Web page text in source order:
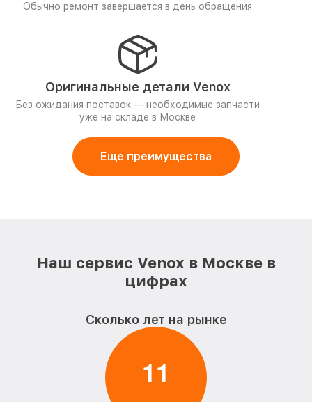
Обычно ремонт завершается в день обращения
Оригинальные детали Venox
Без ожидания поставок — необходимые запчасти
уже на складе в Москве
Еще преимущества
Наш сервис Venox в Москве в
цифрах
Сколько лет на рынке
11